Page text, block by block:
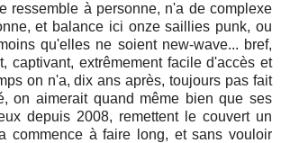
ressemble à personne, n'a de complexe
et balance ici onze saillies punk, ou
qu'elles ne soient new-wave... bref,
captivant, extrêmement facile d'accès et
on n'a, dix ans après, toujours pas fait
on aimerait quand même bien que ses
depuis 2008, remettent le couvert un
commence à faire long, et sans vouloir